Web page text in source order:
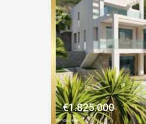
€1.825.000